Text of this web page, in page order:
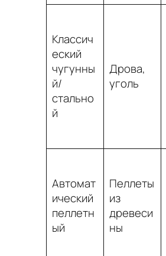
Классич
еский
чугунны
й/
стально
й
Дрова,
уголь
Автомат
ический
пеллетн
ый
Пеллеты
из
древеси
ны